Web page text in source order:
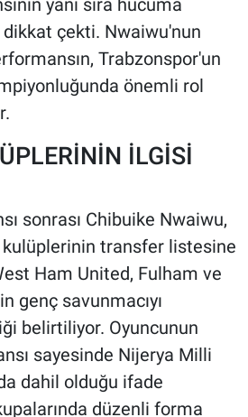
yanı sıra hücuma
dikkat çekti. Nwaiwu'nun
Trabzonspor'un
önemli rol
İLGİSİ
sonrası Chibuike Nwaiwu,
kulüplerinin transfer listesine
Ham United, Fulham ve
genç savunmacıyı
belirtiliyor. Oyuncunun
sayesinde Nijerya Milli
dahil olduğu ifade
düzenli forma